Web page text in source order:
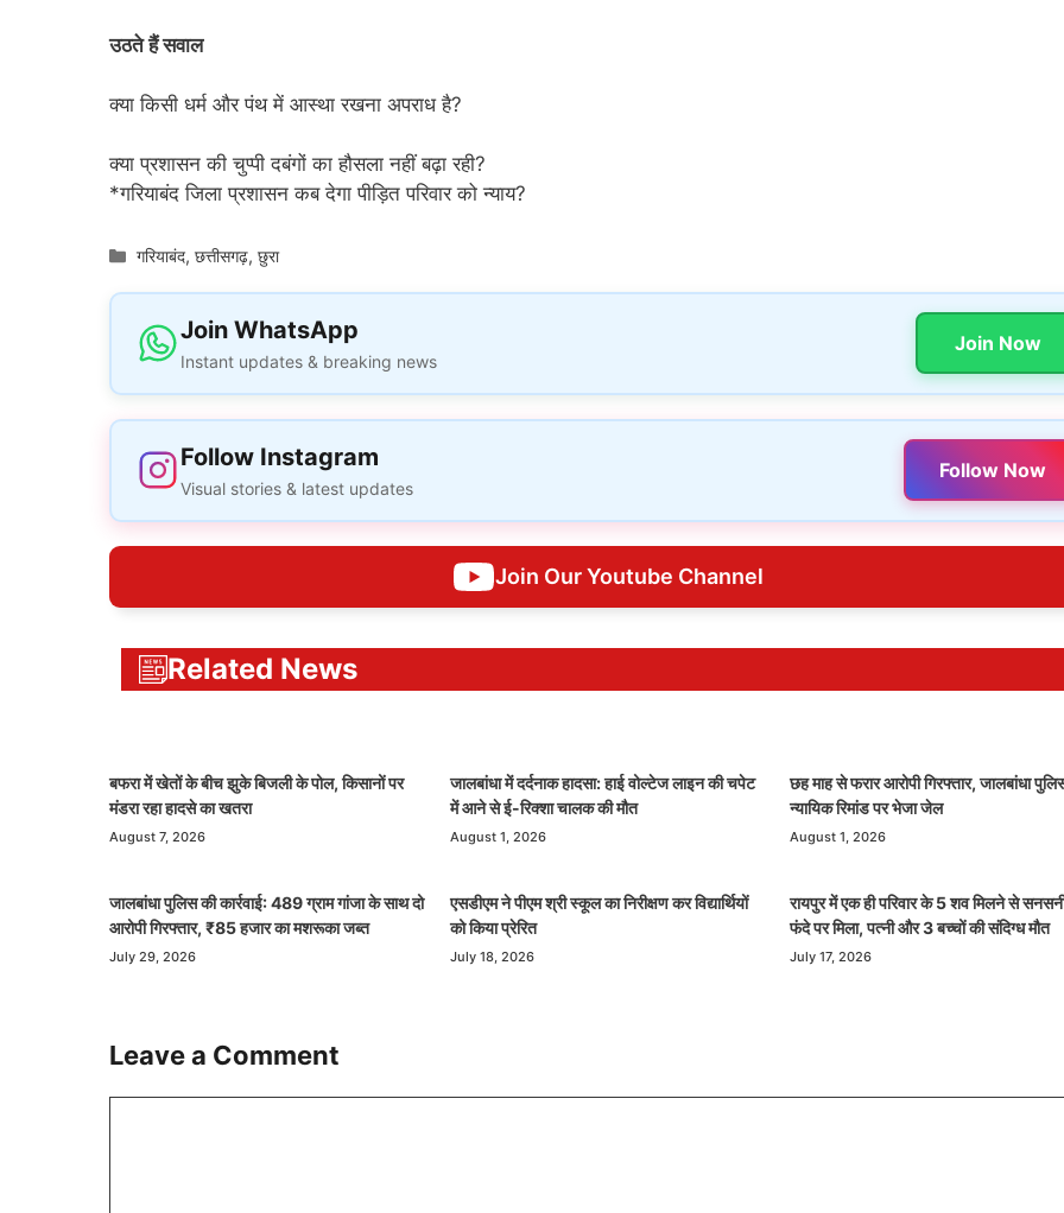
उठते हैं सवाल
क्या किसी धर्म और पंथ में आस्था रखना अपराध है?
क्या प्रशासन की चुप्पी दबंगों का हौसला नहीं बढ़ा रही?
*गरियाबंद जिला प्रशासन कब देगा पीड़ित परिवार को न्याय?
Categories
गरियाबंद,छत्तीसगढ़,छुरा
Join WhatsApp
Instant updates & breaking news
Join Now
Follow Instagram
Visual stories & latest updates
Follow Now
Join Our Youtube Channel
Related News
बफरा में खेतों के बीच झुके बिजली के पोल, किसानों पर
मंडरा रहा हादसे का खतरा
August 7, 2026
जालबांधा में दर्दनाक हादसा: हाई वोल्टेज लाइन की चपेट
में आने से ई-रिक्शा चालक की मौत
August 1, 2026
छह माह से फरार आरोपी गिरफ्तार, जालबांधा
न्यायिक रिमांड पर भेजा जेल
August 1, 2026
जालबांधा पुलिस की कार्रवाई: 489 ग्राम गांजा के साथ दो
आरोपी गिरफ्तार, ₹85 हजार का मशरूका जब्त
July 29, 2026
एसडीएम ने पीएम श्री स्कूल का निरीक्षण कर विद्यार्थियों
को किया प्रेरित
July 18, 2026
रायपुर में एक ही परिवार के 5 शव मिलने से
फंदे पर मिला, पत्नी और 3 बच्चों की संदिग्ध मौत
July 17, 2026
Leave a Comment